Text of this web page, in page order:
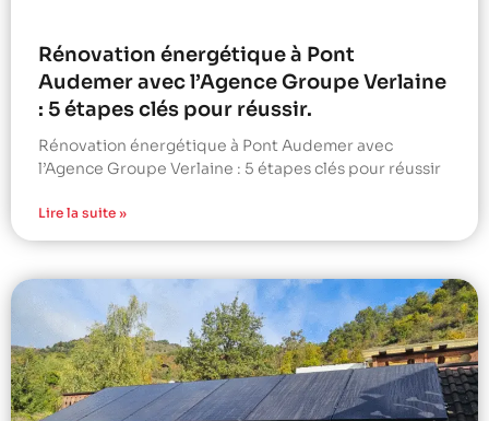
Rénovation énergétique à Pont
Audemer avec l’Agence Groupe Verlaine
: 5 étapes clés pour réussir.
Rénovation énergétique à Pont Audemer avec
l’Agence Groupe Verlaine : 5 étapes clés pour réussir
Lire la suite »